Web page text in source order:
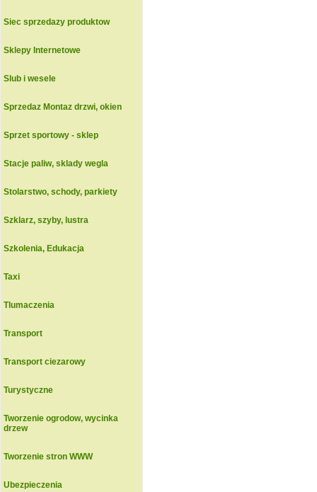
Siec sprzedazy produktow
Sklepy Internetowe
Slub i wesele
Sprzedaz Montaz drzwi, okien
Sprzet sportowy - sklep
Stacje paliw, sklady wegla
Stolarstwo, schody, parkiety
Szklarz, szyby, lustra
Szkolenia, Edukacja
Taxi
Tlumaczenia
Transport
Transport ciezarowy
Turystyczne
Tworzenie ogrodow, wycinka
drzew
Tworzenie stron WWW
Ubezpieczenia